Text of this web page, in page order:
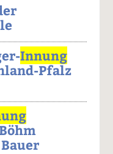
Innung
Pfalz